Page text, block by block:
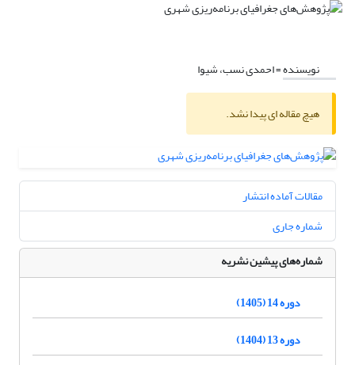
نویسنده =احمدی نسب، شیوا
هیچ مقاله ای پیدا نشد.
مقالات آماده انتشار
شماره جاری
شماره‌های پیشین نشریه
دوره 14 (1405)
دوره 13 (1404)